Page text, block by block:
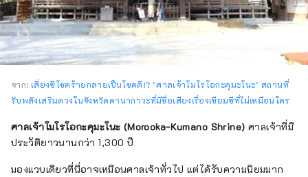
จาก: เสี่ยงซีโชคร้ายกลายเป็นโชคดี!? "ศาลเจ้าโมโรโอกะคุมะโนะ" สถานที่
รับพลังเสริมดวงในจังหวัดคานากาวะที่มีชื่อเสียงเรื่องเซียมซีที่ไม่เหมือนใคร
ศาลเจ้าโมโรโอกะคุมะโนะ (Morooka-Kumano Shrine) ศาลเจ้าที่มี
ประวัติยาวนานกว่า 1,300 ปี
มองแวบเดียวที่นี่อาจเหมือนศาลเจ้าทั่วไป แต่ได้รับความนิยมมาก